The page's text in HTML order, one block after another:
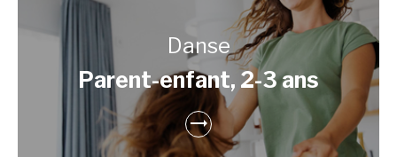
Danse
Parent-enfant, 2-3 ans